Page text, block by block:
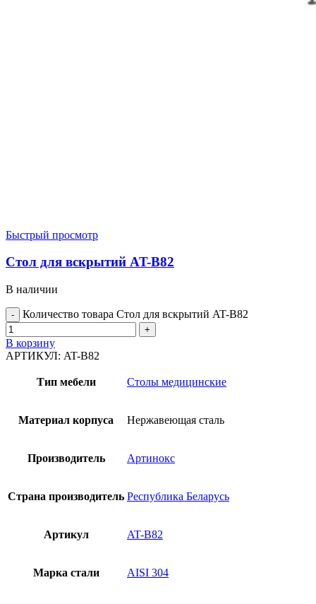
Быстрый просмотр
Стол для вскрытий AT-B82
В наличии
Количество товара Стол для вскрытий AT-B82
В корзину
АРТИКУЛ: AT-B82
Тип мебели Столы медицинские
Материал корпуса Нержавеющая сталь
Производитель Артинокс
Страна производитель Республика Беларусь
Артикул AT-B82
Марка стали AISI 304